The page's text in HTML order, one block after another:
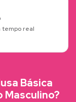
tempo real
Básica
Masculino?